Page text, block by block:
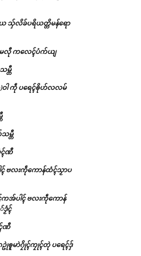
သှ်လိခ်ပရိယတ္တိမန်ရော
လီု ကလေၚ်ပံက်ယျ
တီ
)ဝါ ကဵု ပရေၚ်ၜိုဟ်လလမ်
မ္တီ
ၚ်ဏီ
ဗလးကဵုကောန်ထံၚ်သၟာပ
ပါၚ် ဗလးကဵုကောန်
ဒၟံၚ်
ဏီ
ၜူမာဲဂၠိုၚ်ကၠုၚ်တုဲ ပရေၚ်ဒှ်